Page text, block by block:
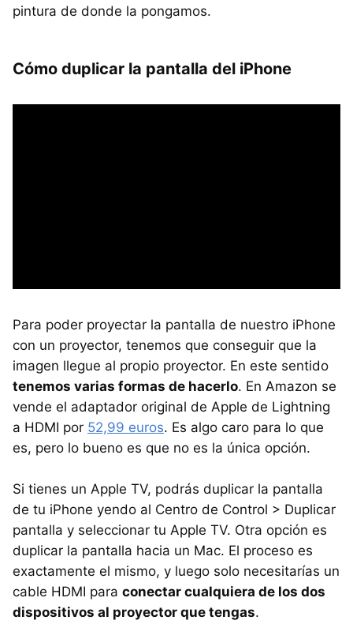
pintura de donde la pongamos.
Cómo duplicar la pantalla del iPhone
Para poder proyectar la pantalla de nuestro iPhone
con un proyector, tenemos que conseguir que la
imagen llegue al propio proyector. En este sentido
tenemos varias formas de hacerlo. En Amazon se
vende el adaptador original de Apple de Lightning
a HDMI por 52,99 euros. Es algo caro para lo que
es, pero lo bueno es que no es la única opción.
Si tienes un Apple TV, podrás duplicar la pantalla
de tu iPhone yendo al Centro de Control > Duplicar
pantalla y seleccionar tu Apple TV. Otra opción es
duplicar la pantalla hacia un Mac. El proceso es
exactamente el mismo, y luego solo necesitarías un
cable HDMI para conectar cualquiera de los dos
dispositivos al proyector que tengas.